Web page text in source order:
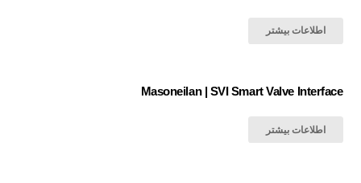
اطلاعات بیشتر
Masoneilan | SVI Smart Valve Interface
اطلاعات بیشتر